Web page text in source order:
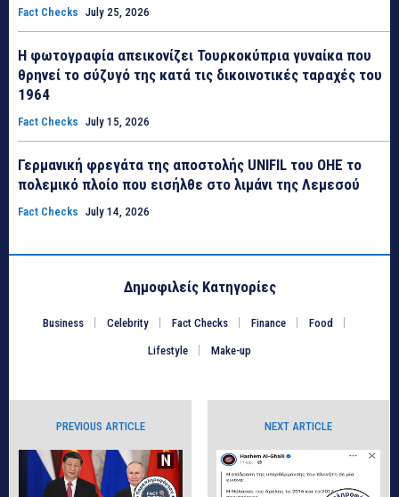
Fact Checks July 25, 2026
Η φωτογραφία απεικονίζει Τουρκοκύπρια γυναίκα που
θρηνεί το σύζυγό της κατά τις δικοινοτικές ταραχές του
1964
Fact Checks July 15, 2026
Γερμανική φρεγάτα της αποστολής UNIFIL του ΟΗΕ το
πολεμικό πλοίο που εισήλθε στο λιμάνι της Λεμεσού
Fact Checks July 14, 2026
Δημοφιλείς Κατηγορίες
Business Celebrity Fact Checks Finance Food
Lifestyle Make-up
PREVIOUS ARTICLE NEXT ARTICLE